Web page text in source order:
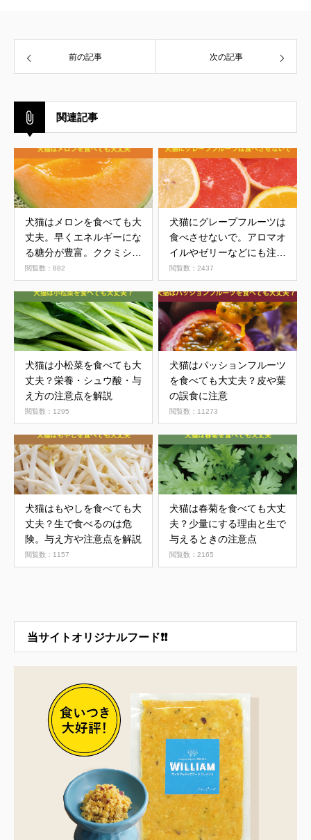
前の記事 次の記事
関連記事
犬猫はメロンを食べても大
丈夫。早くエネルギーにな
る糖分が豊富。ククミシン
で口が痒くなる場合あり
閲覧数：882
犬猫にグレープフルーツは
食べさせないで。アロマオ
イルやゼリーなどにも注
意。
閲覧数：2437
犬猫は小松菜を食べても大
丈夫？栄養・シュウ酸・与
え方の注意点を解説
閲覧数：1295
犬猫はパッションフルーツ
を食べても大丈夫？皮や葉
の誤食に注意
閲覧数：11273
犬猫はもやしを食べても大
丈夫？生で食べるのは危
険。与え方や注意点を解説
閲覧数：1157
犬猫は春菊を食べても大丈
夫？少量にする理由と生で
与えるときの注意点
閲覧数：2165
当サイトオリジナルフード❗❗